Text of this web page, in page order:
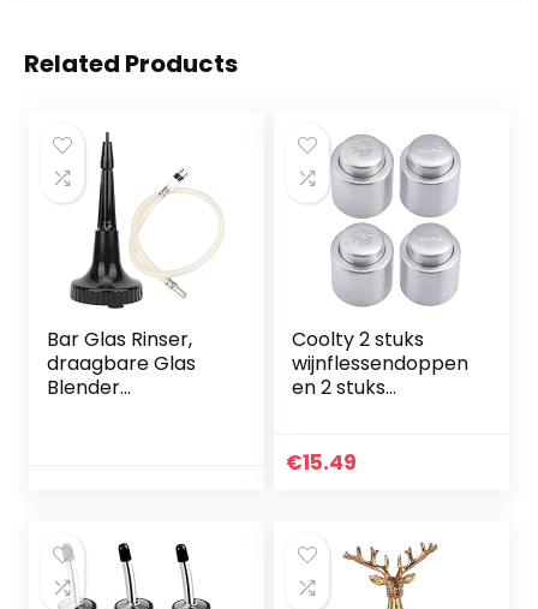
Related Products
Bar Glas Rinser,
draagbare Glas
Blender
Home Keuken
Coolty 2 stuks
wijnflessendoppen
en 2 stuks
staal,
familiebar
gereedschap
€15.49